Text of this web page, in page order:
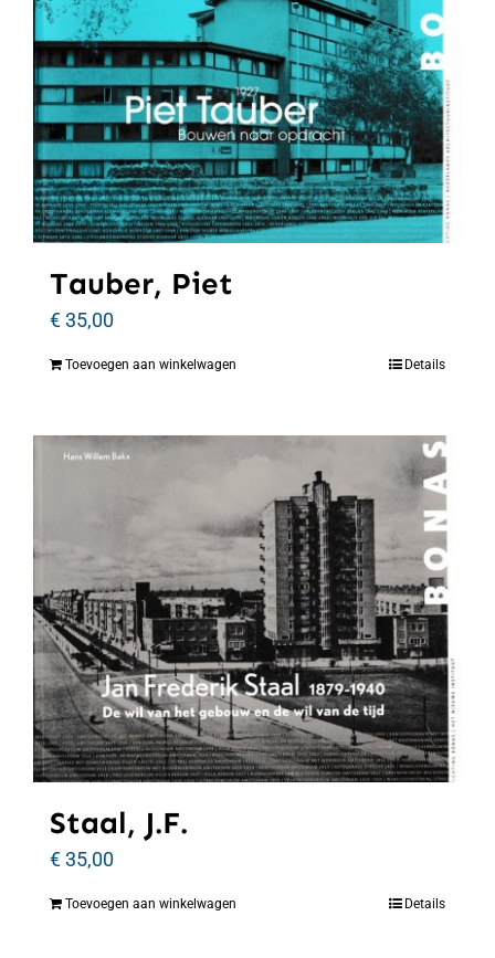
Tauber, Piet
€35,00
Toevoegen aan winkelwagen Details
Staal, J.F.
€35,00
Toevoegen aan winkelwagen Details